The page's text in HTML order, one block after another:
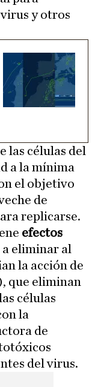
y otros
las células del
a la mínima
el objetivo
de
replicarse.
efectos
eliminar al
la acción de
que eliminan
células
la
de
del virus.